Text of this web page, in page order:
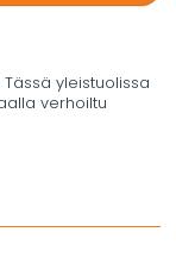
Tässä yleistuolissa
verhoiltu